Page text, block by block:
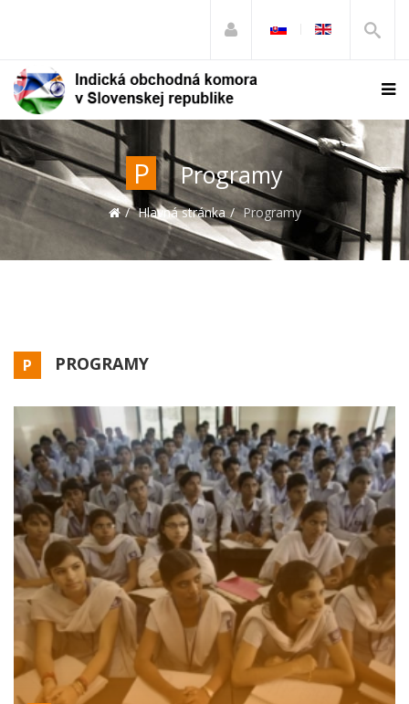
P Programy
Hlavná stránka Programy
P PROGRAMY